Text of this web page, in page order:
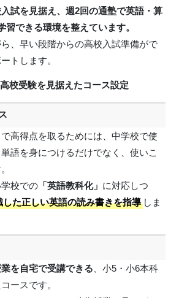
試を見据え、週2回の通塾で英語・算
習できる環境を整えています。
、早い段階からの高校入試準備がで
トします。
校受験を見据えたコース設定
高得点を取るためには、中学校で使
語を身につけるだけでなく、使いこ
校での「英語教科化」 に対応しつ
た正しい英語の読み書きを指導しま
を自宅で受講できる 、小5・小6本科
ースです。